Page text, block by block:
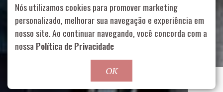
Rua Aurélia, 1714 – Vila Romana, São Paulo – SP
99178-5848
| contato@nucleofood.com
Role para continar
Nós utilizamos cookies para promover marketing
personalizado, melhorar sua navegação e experiência em
nosso site. Ao continuar navegando, você concorda com a
nossa Política de Privacidade
OK